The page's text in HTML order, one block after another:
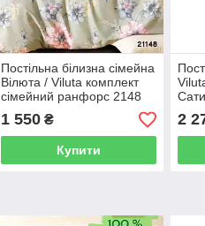
Постільна білизна сімейна
Вілюта / Viluta комплект
сімейний ранфорс 2148
1 550₴
Купити
2